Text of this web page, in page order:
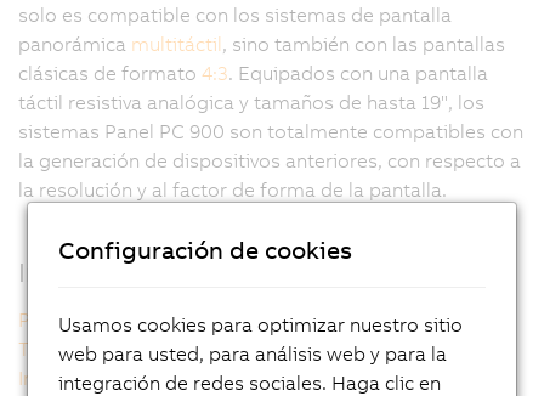
solo es compatible con los sistemas de pantalla
panorámica multitáctil, sino también con las pantallas
clásicas de formato 4:3. Equipados con una pantalla
táctil resistiva analógica y tamaños de hasta 19", los
sistemas Panel PC 900 son totalmente compatibles con
la generación de dispositivos anteriores, con respecto a
la resolución y al factor de forma de la pantalla.
Información adicional
Panel PC 900 táctil
Tecnología multitáctil
Intel technology inside
Configuración de cookies
Usamos cookies para optimizar nuestro sitio
web para usted, para análisis web y para la
integración de redes sociales. Haga clic en